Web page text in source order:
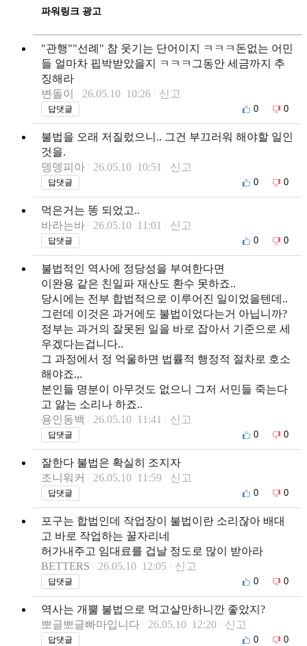
파워링크 광고
"관행""선례" 참 웃기는 단어이지 ㅋㅋㅋ돈없는 어민
들 얼마차 핍박받았을지 ㅋㅋㅋ그동안 세금까지 추
징해라
변돌이
26.05.10 10:26 신고
답댓글 0 0
불법을 오래 저질렀으니.. 그건 부끄러워 해야할 일인
것을.
뎅뎅피아
26.05.10 10:51 신고
답댓글 0 0
먹은거는 똥 되었고..
바라는바
26.05.10 11:01 신고
답댓글 0 0
불법적인 역사에 정당성을 부여한다면
이완용 같은 친일파 재산도 환수 못하죠..
당시에는 전부 합법적으로 이루어진 일이었을텐데..
그런데 이것은 과거에도 불법이었다는거 아닙니까?
정부는 과거의 잘못된 일을 바로 잡아서 기준으로 세
우겠다는겁니다..
그 과정에서 정 억울하면 법률적 행정적 절차로 호소
해야죠.,.
본인들 명분이 아무것도 없으니 그저 서민들 죽는다
고 앓는 소리나 하죠..
용인동백
26.05.10 11:41 신고
답댓글 0 0
잘한다 불법은 확실히 조지자
조니워커
26.05.10 11:59 신고
답댓글 0 0
포구는 합법인데 작업장이 불법이란 소리잖아 배대
고 바로 작업하는 꿀자리네
허가내주고 임대료를 겁날 정도로 많이 받아라
BETTERS
26.05.10 12:05 신고
답댓글 0 0
역사는 개뿔 불법으로 먹고살만하니깐 좋았지?
뽀글뽀글빠마입니다
26.05.10 12:20 신고
답댓글 0 0